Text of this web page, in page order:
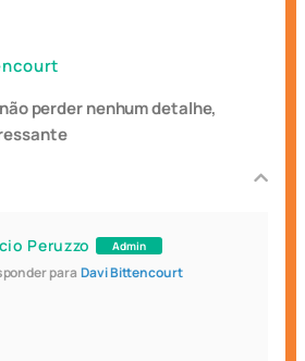
perder nenhum detalhe,
Peruzzo Admin
paraDavi Bittencourt